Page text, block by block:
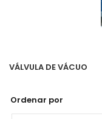
VÁLVULA DE VÁCUO
Ordenar por